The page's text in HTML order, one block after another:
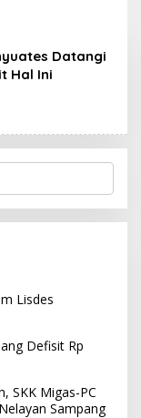
II Perkuat
Sampang
Datangi
Hal Ini
Lisdes
Defisit Rp
SKK Migas-PC
Sampang